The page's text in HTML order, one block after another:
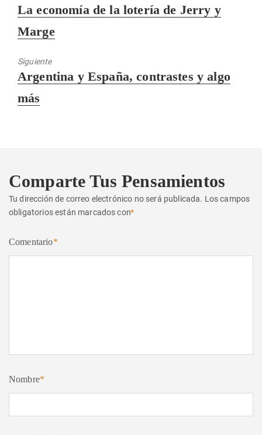
Entrada
La economía de la lotería de Jerry y
Marge
Siguiente
Entrada
Argentina y España, contrastes y algo
más
Comparte Tus Pensamientos
Tu dirección de correo electrónico no será publicada. Los campos
obligatorios están marcados con*
Comentario*
Nombre*